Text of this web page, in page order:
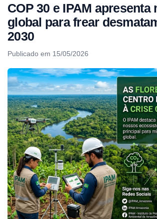
COP 30 e IPAM apresenta
global para frear
2030
Publicado em 15/05/2026